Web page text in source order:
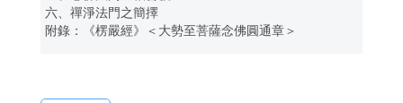
六、禪淨法門之簡擇
附錄：《楞嚴經》＜大勢至菩薩念佛圓通章＞